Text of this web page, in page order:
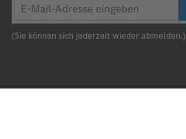
(Sie können sich jederzeit wieder abmelden.)